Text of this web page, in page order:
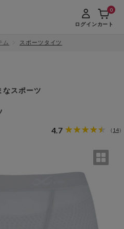
ログインカート
0
ム スポーツタイツ
なスポーツ
4.7 （ 14）